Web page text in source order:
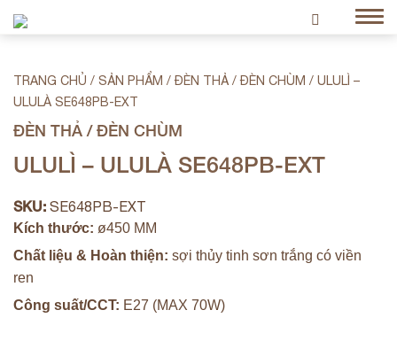
TRANG CHỦ / SẢN PHẨM / ĐÈN THẢ / ĐÈN CHÙM / ULULÌ –
ULULÀ SE648PB-EXT
ĐÈN THẢ / ĐÈN CHÙM
ULULÌ – ULULÀ SE648PB-EXT
SKU: SE648PB-EXT
Kích thước: ø450 MM
Chất liệu & Hoàn thiện: sợi thủy tinh sơn trắng có viền
ren
Công suất/CCT: E27 (MAX 70W)